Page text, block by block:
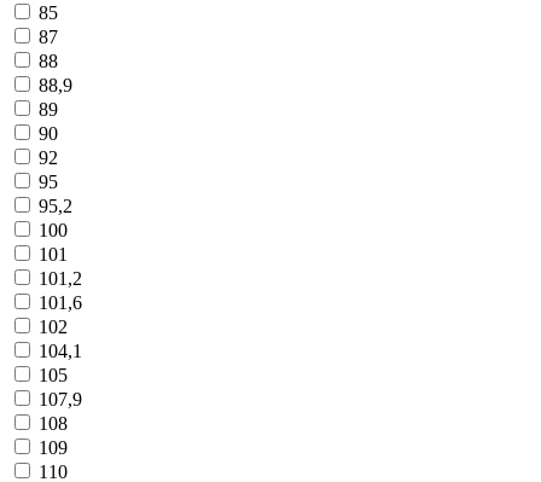
85
87
88
88,9
89
90
92
95
95,2
100
101
101,2
101,6
102
104,1
105
107,9
108
109
110